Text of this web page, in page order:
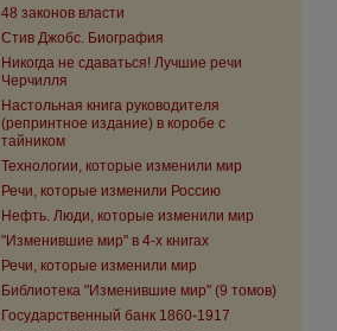
48 законов власти
Стив Джобс. Биография
Никогда не сдаваться! Лучшие речи
Черчилля
Настольная книга руководителя
(репринтное издание) в коробе с
тайником
Технологии, которые изменили мир
Речи, которые изменили Россию
Нефть. Люди, которые изменили мир
"Изменившие мир" в 4-х книгах
Речи, которые изменили мир
Библиотека "Изменившие мир" (9 томов)
Государственный банк 1860-1917